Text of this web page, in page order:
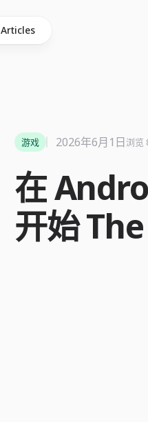
Articles
在
开始
游戏 2026年6月1日浏览